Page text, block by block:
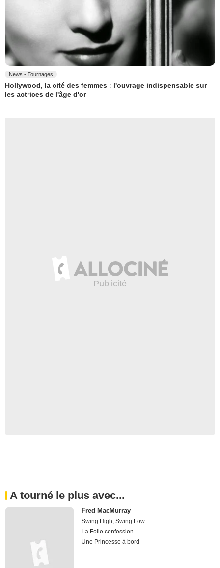
News - Tournages
Hollywood, la cité des femmes : l'ouvrage indispensable sur
les actrices de l'âge d'or
A tourné le plus avec...
Fred MacMurray
Swing High, Swing Low
La Folle confession
Une Princesse à bord